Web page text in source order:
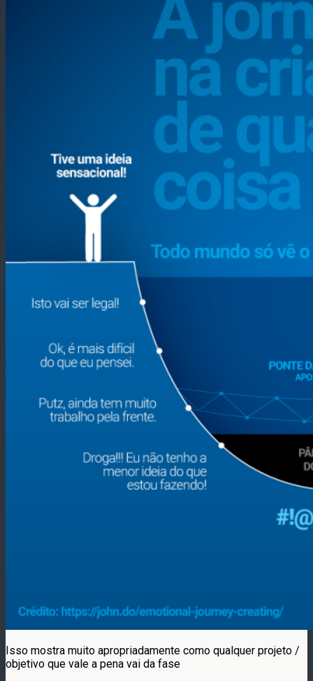
Isso mostra muito apropriadamente como qualquer projeto /
objetivo que vale a pena vai da fase